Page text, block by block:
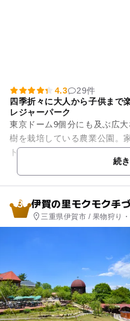
4.3
29件
四季折々に大人から子供まで
レジャーパーク
東京ドーム9個分にも及ぶ広
樹を栽培している農業公園。
トとして、高い人気を集めて
続
3 伊賀の里モクモク手
三重県伊賀市 / 果物狩り
泉・銭湯, ショッピング